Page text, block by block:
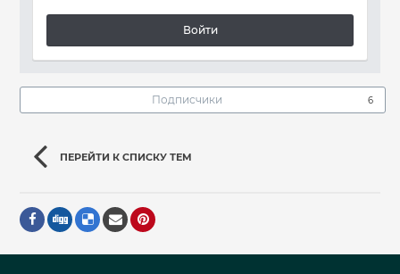
Войти
Подписчики 6
ПЕРЕЙТИ К СПИСКУ ТЕМ